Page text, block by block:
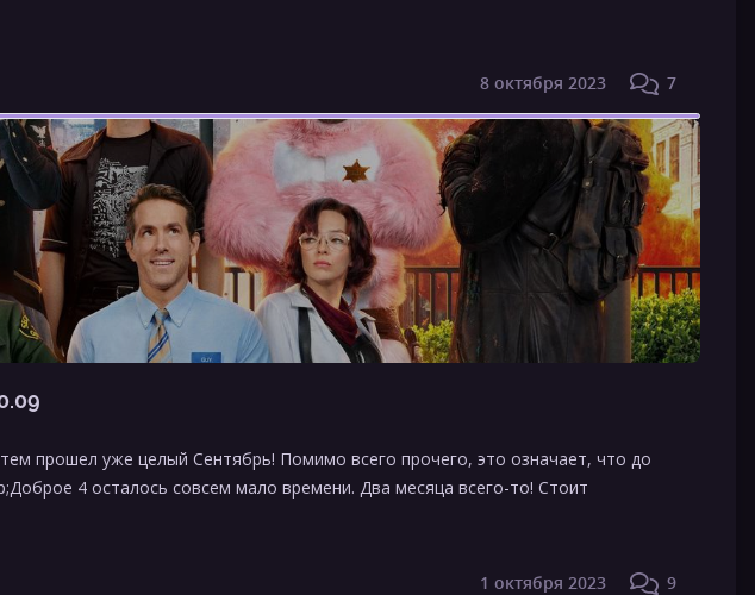
8 октября 2023 7
прошел уже целый Сентябрь! Помимо всего прочего, это означает, что до
4 осталось совсем мало времени. Два месяца всего-то! Стоит
1 октября 2023 9